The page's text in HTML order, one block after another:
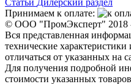
Принимаем к оплате:
© ООО "ПромЭксперт" 2018
Вся представленная
технические
отличаться от указанных на
Для получения подробной
стоимости указанных